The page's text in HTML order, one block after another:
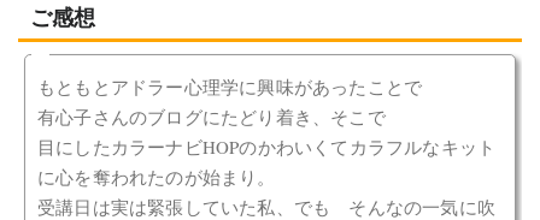
ご感想
もともとアドラー心理学に興味があったことで
有心子さんのブログにたどり着き、そこで
目にしたカラーナビHOPのかわいくてカラフルなキット
に心を奪われたのが始まり。
受講日は実は緊張していた私、でも そんなの一気に吹